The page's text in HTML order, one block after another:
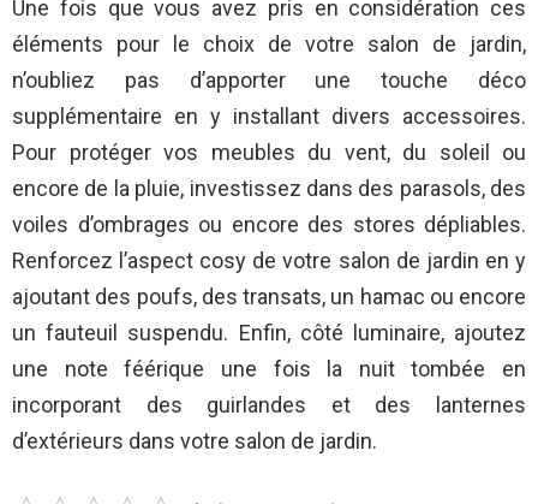
Une fois que vous avez pris en considération ces
éléments pour le choix de votre salon de jardin,
n’oubliez pas d’apporter une touche déco
supplémentaire en y installant divers accessoires.
Pour protéger vos meubles du vent, du soleil ou
encore de la pluie, investissez dans des parasols, des
voiles d’ombrages ou encore des stores dépliables.
Renforcez l’aspect cosy de votre salon de jardin en y
ajoutant des poufs, des transats, un hamac ou encore
un fauteuil suspendu. Enfin, côté luminaire, ajoutez
une note féérique une fois la nuit tombée en
incorporant des guirlandes et des lanternes
d’extérieurs dans votre salon de jardin.